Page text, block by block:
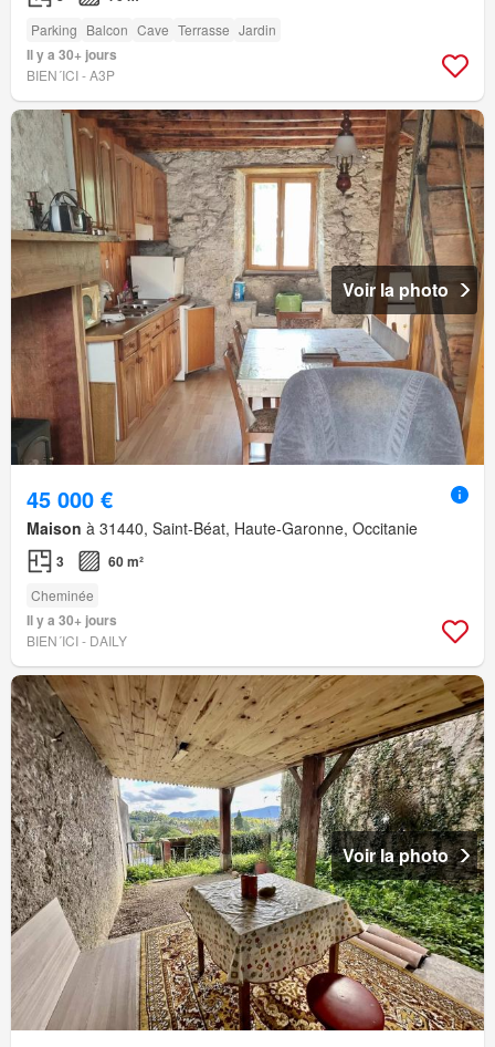
Parking Balcon Cave Terrasse Jardin
Il y a 30+ jours
BIEN´ICI - A3P
Voir la photo
45 000 €
Maison à 31440, Saint-Béat, Haute-Garonne, Occitanie
3 60 m²
Cheminée
Il y a 30+ jours
BIEN´ICI - DAILY
Voir la photo